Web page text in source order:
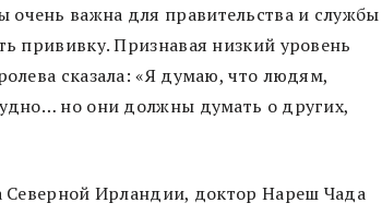
важна для правительства и службы
прививку. Признавая низкий уровень
сказала: «Я думаю, что людям,
но они должны думать о других,
Северной Ирландии, доктор Нареш Чада